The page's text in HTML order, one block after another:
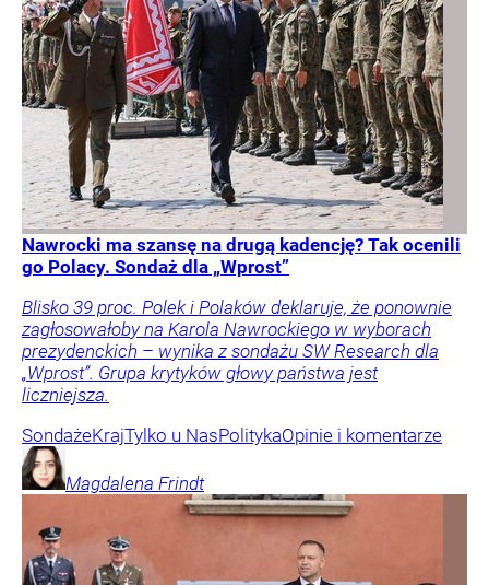
Nawrocki ma szansę na drugą kadencję? Tak ocenili
go Polacy. Sondaż dla „Wprost”
Blisko 39 proc. Polek i Polaków deklaruje, że ponownie
zagłosowałoby na Karola Nawrockiego w wyborach
prezydenckich – wynika z sondażu SW Research dla
„Wprost”. Grupa krytyków głowy państwa jest
liczniejsza.
SondażeKrajTylko u NasPolitykaOpinie i komentarze
Magdalena Frindt